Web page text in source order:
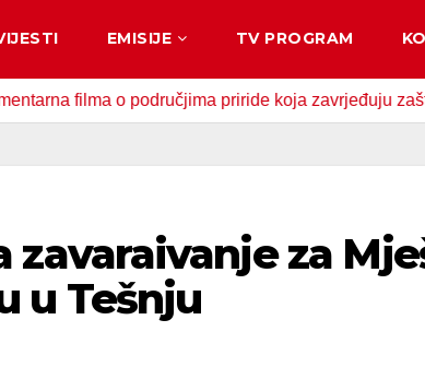
EMISIJE TV PROGRAM
o područjima priride koja zavrjeđuju zaštitu
zavaraivanje za
u Tešnju